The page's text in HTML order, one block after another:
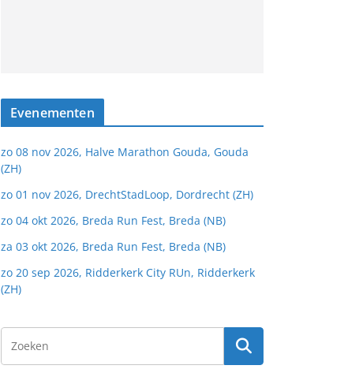
Evenementen
zo 08 nov 2026, Halve Marathon Gouda, Gouda
(ZH)
zo 01 nov 2026, DrechtStadLoop, Dordrecht (ZH)
zo 04 okt 2026, Breda Run Fest, Breda (NB)
za 03 okt 2026, Breda Run Fest, Breda (NB)
zo 20 sep 2026, Ridderkerk City RUn, Ridderkerk
(ZH)